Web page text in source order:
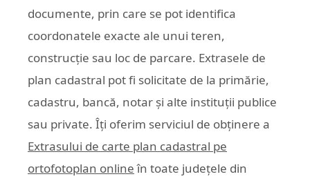
documente, prin care se pot identifica
coordonatele exacte ale unui teren,
construcție sau loc de parcare. Extrasele de
plan cadastral pot fi solicitate de la primărie,
cadastru, bancă, notar și alte instituții publice
sau private. Îți oferim serviciul de obținere a
Extrasului de carte plan cadastral pe
ortofotoplan online în toate județele din